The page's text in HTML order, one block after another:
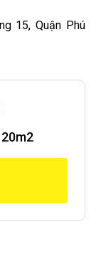
15, Quận Phú